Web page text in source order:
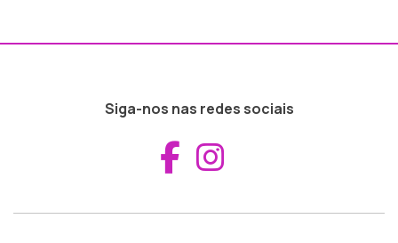
Siga-nos nas redes sociais
Aceder ao